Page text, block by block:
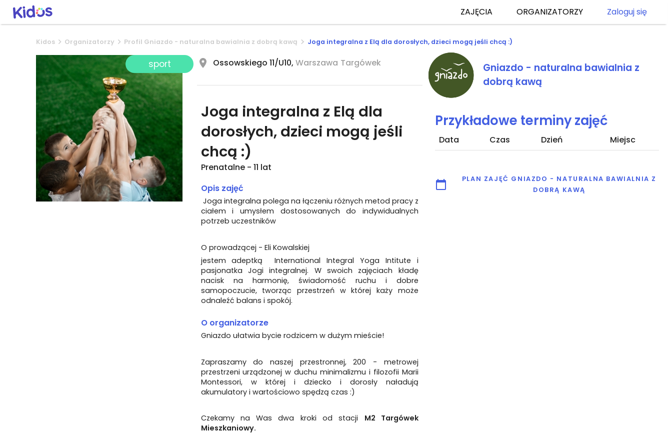
ZAJĘCIA ORGANIZATORZY Zaloguj się
Kidos Organizatorzy Profil Gniazdo - naturalna bawialnia z dobrą kawą Joga integralna z Elą dla dorosłych, dzieci mogą jeśli chcą :)
sport Ossowskiego 11/U10, Warszawa Targówek
Joga integralna z Elą dla
dorosłych, dzieci mogą jeśli
chcą :)
Prenatalne - 11 lat
Opis zajęć
Joga integralna polega na łączeniu różnych metod pracy z
ciałem i umysłem dostosowanych do indywidualnych
potrzeb uczestników
O prowadzącej - Eli Kowalskiej
jestem adeptką International Integral Yoga Intitute i
pasjonatka Jogi integralnej. W swoich zajęciach kładę
nacisk na harmonię, świadomość ruchu i dobre
samopoczucie, tworząc przestrzeń w której każy może
odnaleźć balans i spokój.
O organizatorze
Gniazdo ułatwia bycie rodzicem w dużym mieście!
Zapraszamy do naszej przestronnej, 200 - metrowej
przestrzeni urządzonej w duchu minimalizmu i filozofii Marii
Montessori, w której i dziecko i dorosły naładują
akumulatory i wartościowo spędzą czas :)
Czekamy na Was dwa kroki od stacji M2 Targówek
Mieszkaniowy.
Gniazdo - naturalna bawialnia z
dobrą kawą
Przykładowe terminy zajęć
Data Czas Dzień Miejsc
PLAN ZAJĘĆ GNIAZDO - NATURALNA BAWIALNIA Z
DOBRĄ KAWĄ